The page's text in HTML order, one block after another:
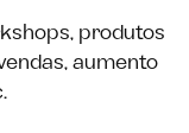
produtos
aumento